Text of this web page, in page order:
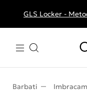
Livrare gratuita
GLS Locker -
Barbati